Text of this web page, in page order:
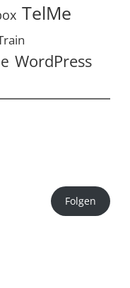
TelMe
WordPress
Folgen